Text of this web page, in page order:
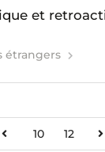
et
étrangers
10 12